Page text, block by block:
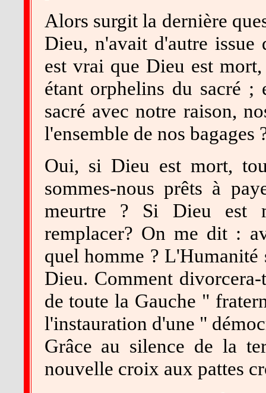
Alors surgit la dernière
Dieu, n'avait d'autre
est vrai que Dieu est
étant orphelins du sacré
sacré avec notre raison,
l'ensemble de nos bagages
Oui, si Dieu est mort,
sommes-nous prêts à
meurtre ? Si Dieu est
remplacer? On me dit :
quel homme ? L'Humanité
Dieu. Comment
de toute la Gauche "
l'instauration d'une "
Grâce au silence de la
nouvelle croix aux pattes